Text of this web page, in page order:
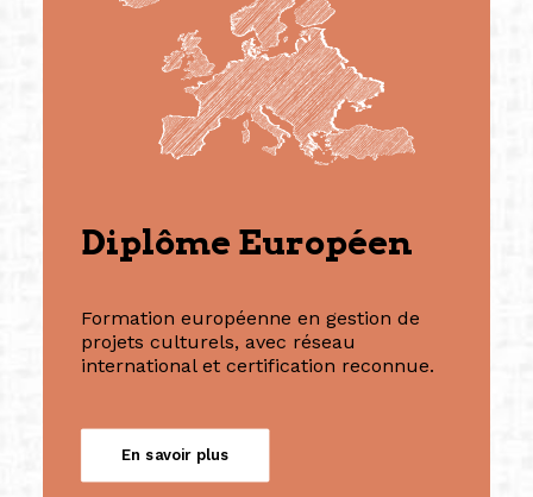
Diplôme Européen
Formation européenne en gestion de
projets culturels, avec réseau
international et certification reconnue.
En savoir plus